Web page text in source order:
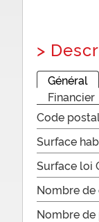
>
Général
Financier
Code
Surface
Surface loi
Nombre de
Nombre de